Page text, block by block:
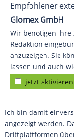
Empfohlener
Glomex GmbH
Wir benötigen Ihre
Redaktion
anzuzeigen. Sie
lassen und auch
jetzt aktivieren
Ich bin damit
angezeigt werden.
Drittplattformen